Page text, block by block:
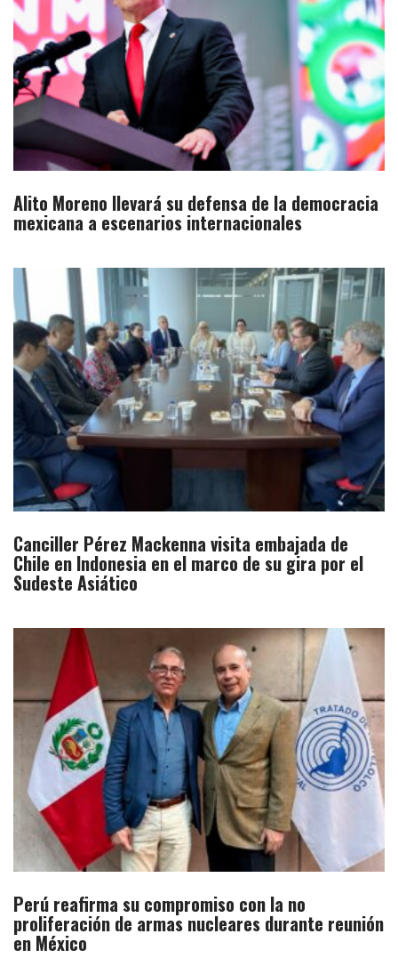
Alito Moreno llevará su defensa de la democracia
mexicana a escenarios internacionales​
Canciller Pérez Mackenna visita embajada de
Chile en Indonesia en el marco de su gira por el
Sudeste Asiático
Perú reafirma su compromiso con la no
proliferación de armas nucleares durante reunión
en México